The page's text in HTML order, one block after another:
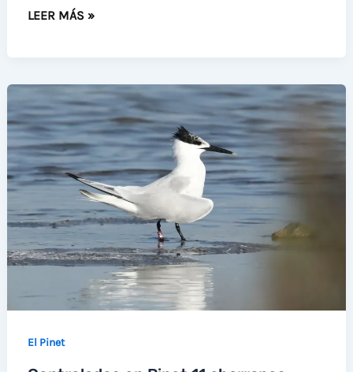
LOS
APUNTAN
AL
FESTÍN
DE
HORMIGAS
ALADAS
PINET
LEER MÁS »
El Pinet